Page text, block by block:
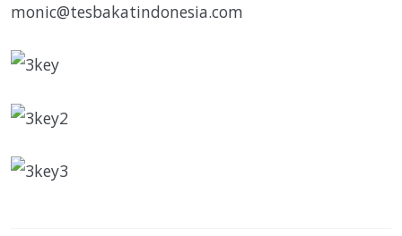
monic@tesbakatindonesia.com